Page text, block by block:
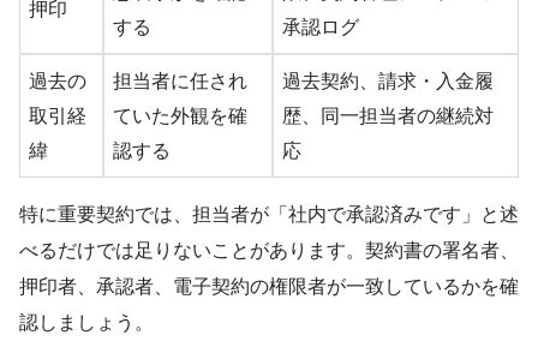
押印
する
承認ログ
過去の
取引経
緯
担当者に任され
ていた外観を確
認する
過去契約、請求・入金履
歴、同一担当者の継続対
応
特に重要契約では、担当者が「社内で承認済みです」と述
べるだけでは足りないことがあります。契約書の署名者、
押印者、承認者、電子契約の権限者が一致しているかを確
認しましょう。